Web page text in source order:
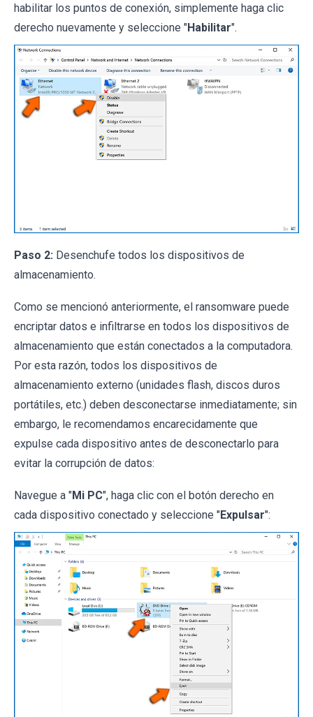
habilitar los puntos de conexión, simplemente haga clic
derecho nuevamente y seleccione "Habilitar".
Paso 2: Desenchufe todos los dispositivos de
almacenamiento.
Como se mencionó anteriormente, el ransomware puede
encriptar datos e infiltrarse en todos los dispositivos de
almacenamiento que están conectados a la computadora.
Por esta razón, todos los dispositivos de
almacenamiento externo (unidades flash, discos duros
portátiles, etc.) deben desconectarse inmediatamente; sin
embargo, le recomendamos encarecidamente que
expulse cada dispositivo antes de desconectarlo para
evitar la corrupción de datos:
Navegue a "Mi PC", haga clic con el botón derecho en
cada dispositivo conectado y seleccione "Expulsar":